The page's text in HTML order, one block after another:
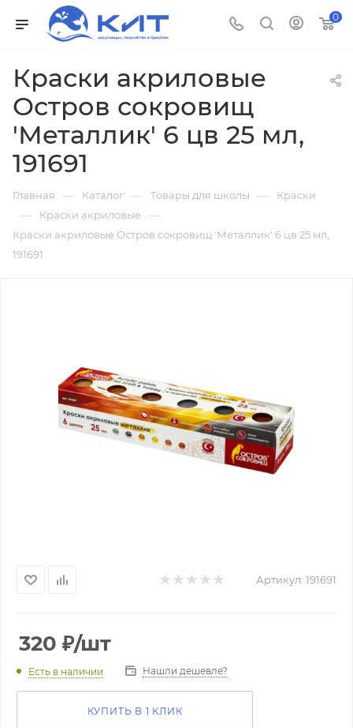
0
Краски акриловые
Остров сокровищ
'Металлик' 6 цв 25 мл,
191691
Главная — Каталог — Товары для школы — Краски
— Краски акриловые —
Краски акриловые Остров сокровищ 'Металлик' 6 цв 25 мл,
191691
Артикул: 191691
320 ₽/шт
Есть в наличии Нашли дешевле?
КУПИТЬ В 1 КЛИК